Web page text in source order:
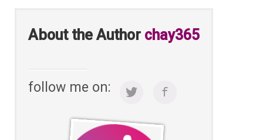
About the Author chay365
follow me on: